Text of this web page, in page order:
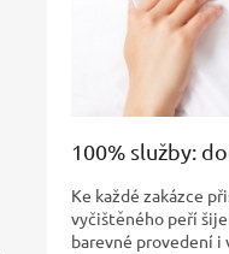
100% služby:
Ke každé zakázce
vyčištěného peří
barevné provedení i